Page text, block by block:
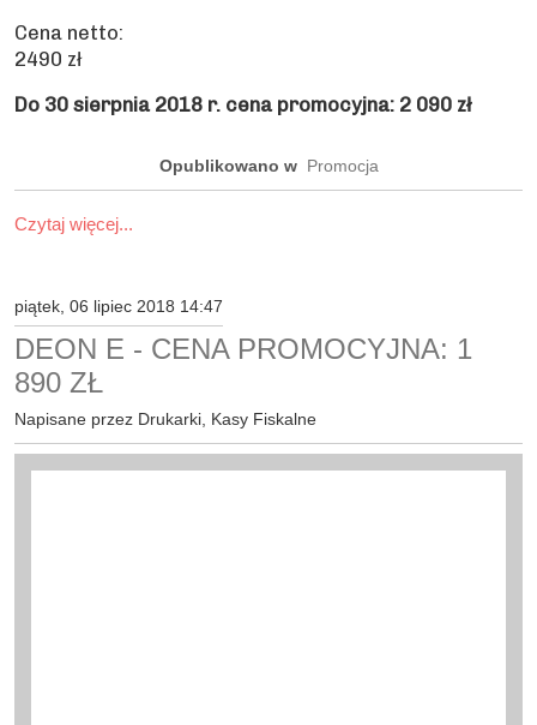
Cena netto:
2490 zł
Do 30 sierpnia 2018 r. cena promocyjna: 2 090 zł
Opublikowano w Promocja
Czytaj więcej...
piątek, 06 lipiec 2018 14:47
DEON E - CENA PROMOCYJNA: 1
890 ZŁ
Napisane przez Drukarki, Kasy Fiskalne